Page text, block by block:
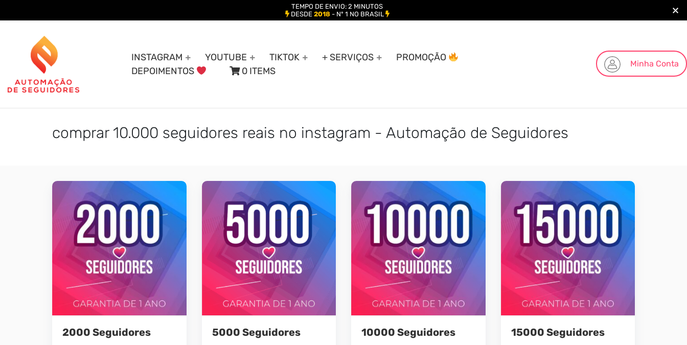
INSTAGRAM YOUTUBE TIKTOK + SERVIÇOS
PROMOÇÃO
DEPOIMENTOS
0 ITEMS
Minha Conta
comprar 10.000 seguidores reais no instagram - Automação de Seguidores
2000 Seguidores 5000 Seguidores 10000 Seguidores 15000 Seguidores
TEMPO DE ENVIO: 2 MINUTOS
DESDE 2018- Nº 1 NO BRASIL